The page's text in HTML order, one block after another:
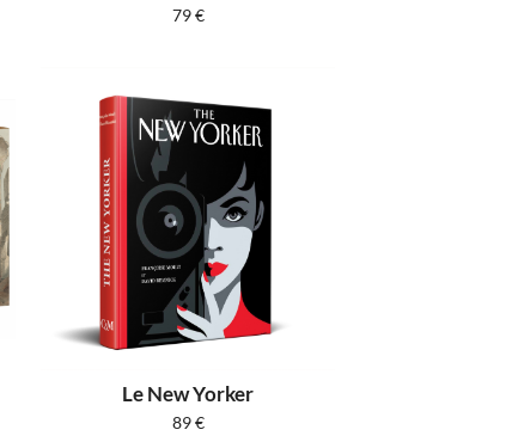
79€
Le New Yorker
89€